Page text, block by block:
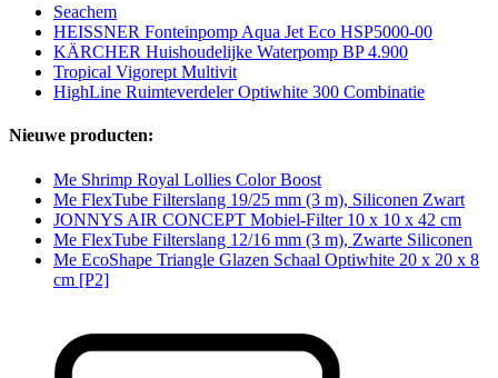
Seachem
HEISSNER Fonteinpomp Aqua Jet Eco HSP5000-00
KÄRCHER Huishoudelijke Waterpomp BP 4.900
Tropical Vigorept Multivit
HighLine Ruimteverdeler Optiwhite 300 Combinatie
Nieuwe producten:
Me Shrimp Royal Lollies Color Boost
Me FlexTube Filterslang 19/25 mm (3 m), Siliconen Zwart
JONNYS AIR CONCEPT Mobiel-Filter 10 x 10 x 42 cm
Me FlexTube Filterslang 12/16 mm (3 m), Zwarte Siliconen
Me EcoShape Triangle Glazen Schaal Optiwhite 20 x 20 x 8
cm [P2]